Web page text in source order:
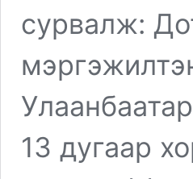
сурвалж:
13 дугаар